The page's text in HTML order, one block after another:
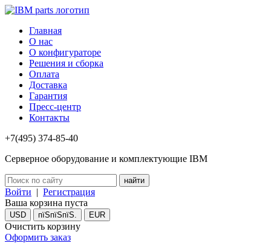
Главная
О нас
О конфигураторе
Решения и сборка
Оплата
Доставка
Гарантия
Пресс-центр
Контакты
+7(495) 374-85-40
Серверное оборудование и комплектующие IBM
Войти | Регистрация
Ваша корзина пуста
USD пїЅпїЅпїЅ. EUR
Очистить корзину
Оформить заказ